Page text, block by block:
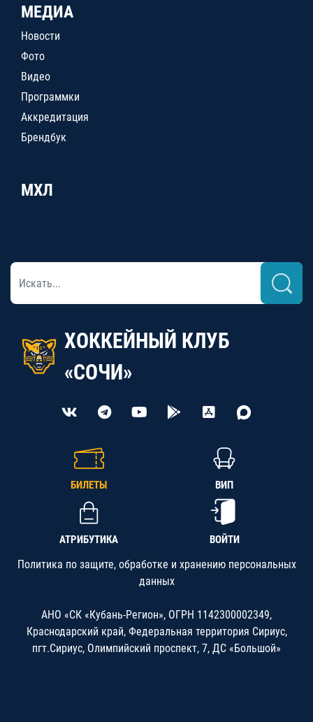
МЕДИА
Новости
Фото
Видео
Программки
Аккредитация
Брендбук
МХЛ
ХОККЕЙНЫЙ КЛУБ
«СОЧИ»
БИЛЕТЫ ВИП
АТРИБУТИКА ВОЙТИ
Политика по защите, обработке и хранению персональных
данных
АНО «СК «Кубань-Регион», ОГРН 1142300002349,
Краснодарский край, Федеральная территория Сириус,
пгт.Сириус, Олимпийский проспект, 7, ДС «Большой»